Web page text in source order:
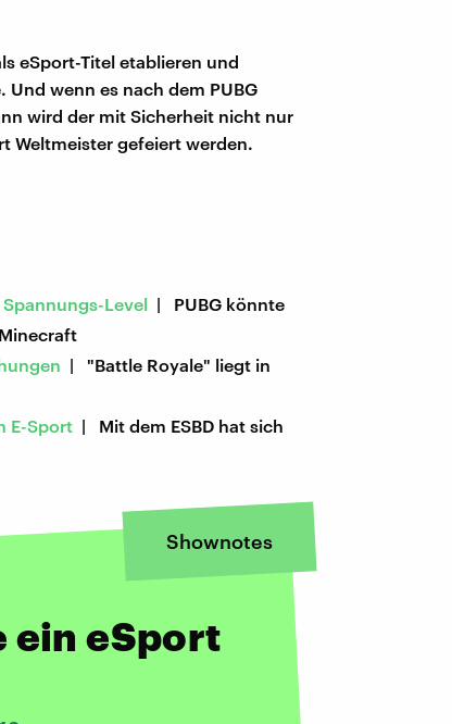
eSport-Titel etablieren und
wenn es nach dem PUBG
wird der mit Sicherheit nicht nur
Weltmeister gefeiert werden.
Level | PUBG könnte
| "Battle Royale" liegt in
E-Sport | Mit dem ESBD hat sich
Shownotes
ein eSport